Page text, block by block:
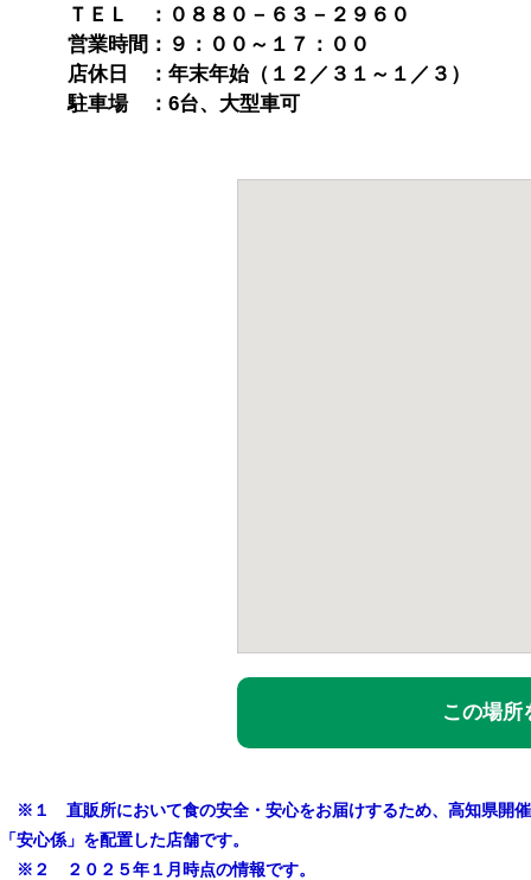
ＴＥＬ ：０８８０－６３－２９６０
営業時間：９：００～１７：００
店休日 ：年末年始（１２／３１～１／３）
駐車場 ：6台、大型車可
この場所
※１ 直販所において食の安全・安心をお届けするため、高知県開
「安心係」を配置した店舗です。
※２ ２０２５年１月時点の情報です。